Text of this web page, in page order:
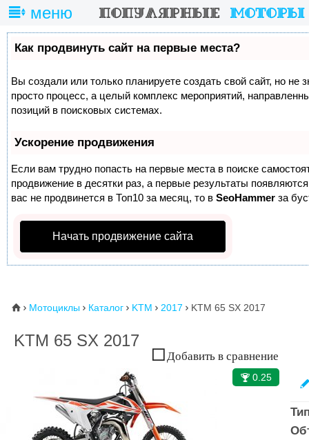
меню
Как продвинуть сайт на первые места?
Вы создали или только планируете создать свой сайт, но не
просто процесс, а целый комплекс мероприятий,
позиций в поисковых системах.
Ускорение продвижения
Если вам трудно попасть на первые места в поиске
продвижение в десятки раз, а первые результаты
вас не продвинется в Топ10 за месяц, то в SeoHammer за
Начать продвижение сайта
⌂  Мотоциклы  Каталог  KTM  2017  KTM 65 SX 2017
KTM 65 SX 2017
Добавить в сравнение
🏆0.25
✎